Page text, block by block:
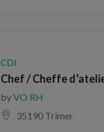
CDI
Chef / Cheffe
byVO RH
35190 Trimer